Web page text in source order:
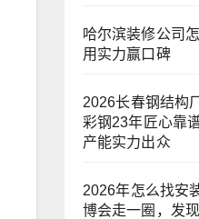
哈尔滨装修公司
用实力赢口碑
2026长春钢结构
彩钢23年匠心靠
产能实力出众
2026年怎么找安
博会走一圈，发